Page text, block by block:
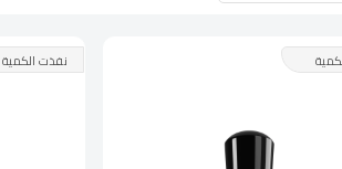
نفذت الكمية